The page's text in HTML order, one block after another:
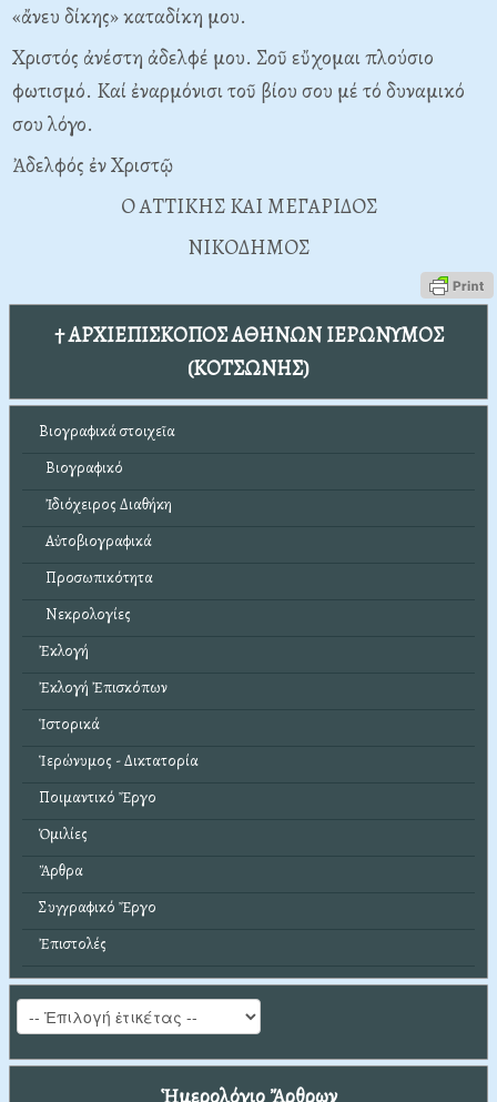
«ἄνευ δίκης» καταδίκη μου.
Xριστός ἀνέστη ἀδελφέ μου. Σοῦ εὔχομαι πλούσιο
φωτισμό. Kαί ἐναρμόνισι τοῦ βίου σου μέ τό δυναμικό
σου λόγο.
Ἀδελφός ἐν Xριστῷ
O ATTIKHΣ KAI MEΓAPIΔOΣ
NIKOΔHMOΣ
† ΑΡΧΙΕΠΙΣΚΟΠΟΣ ΑΘΗΝΩΝ ΙΕΡΩΝΥΜΟΣ
(ΚΟΤΣΩΝΗΣ)
Βιογραφικά στοιχεῖα
Βιογραφικό
Ἰδιόχειρος Διαθήκη
Αὐτοβιογραφικά
Προσωπικότητα
Νεκρολογίες
Ἐκλογή
Ἐκλογή Ἐπισκόπων
Ἱστορικά
Ἱερώνυμος - Δικτατορία
Ποιμαντικό Ἔργο
Ὁμιλίες
Ἄρθρα
Συγγραφικό Ἔργο
Ἐπιστολές
Ἡμερολόγιο Ἄρθρων